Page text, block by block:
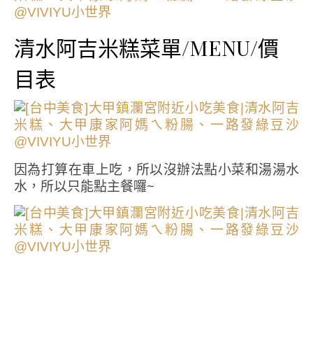
清水阿吉米糕菜單/MENU/價
目表
因為打算在車上吃，所以沒辦法點小菜和湯湯水
水，所以只能點主餐囉~